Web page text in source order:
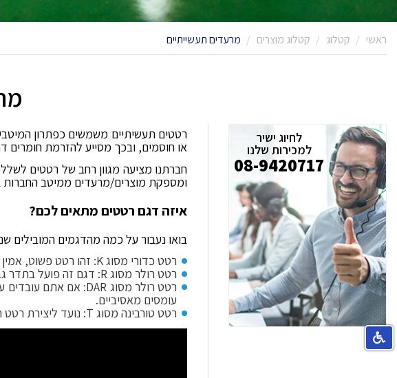
ראשי קטלוג קטלוג מוצרים מרעדים תעשייתיים
לחיוג ישיר
למכירות שלנו
08-9420717
רטטים תעשיתיים משמשים כפתרון
או חוסמים, ובכך מסייע להזרמת חומרים
חברתנו מציעה מגוון רחב של רטטים
ומספקת מוצרים/מרעדים ממיטב החברות
איזה דגם רטטים מתאים לכם?
בואו נעבור על כמה מהדגמים המובילים
רטט כדורי מסוג K: זהו רטט פשוט, אמין וקל לשימוש. הוא מתאים למגוון רחב של יישומים, כך שאם אתם צריכים פתרון פשוט ויעיל, זו בחירה מעולה.
רטט רולר מסוג R: דגם זה פועל בתדר גבוה ויש לו מבנה פשוט, מה שהופך אותו לפתרון גמיש לשימושים רבים.
עומסים מאסיביים.
רטט טורבינה מסוג T: נועד ליצירת רטט חזק, עם מהירות סיבוב גבוהה. מתאים למבחר יישומים.